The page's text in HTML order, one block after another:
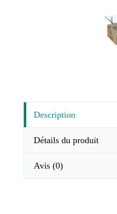
Description
Détails du produit
Avis (0)